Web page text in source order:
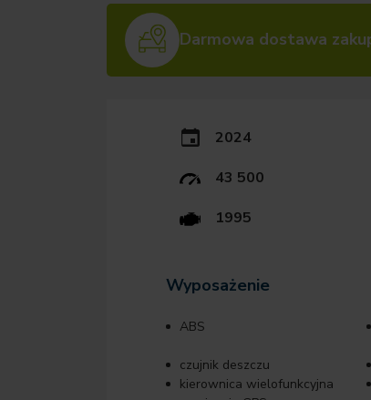
Darmowa dostawa
2024
43 500
1995
Wyposażenie
ABS
czujnik deszczu
kierownica wielofunkcyjna